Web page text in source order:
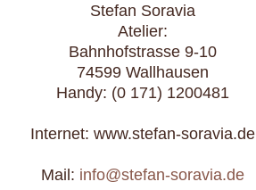
Stefan Soravia
Atelier:
Bahnhofstrasse 9-10
74599 Wallhausen
Handy: (0 171) 1200481
Internet: www.stefan-soravia.de
Mail: info@stefan-soravia.de